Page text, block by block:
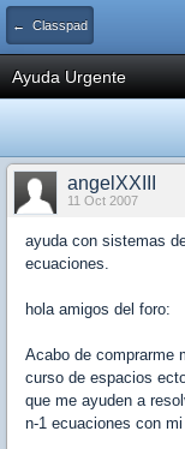
← Classpad
Ayuda Urgente
angelXXIII
11 Oct 2007
ayuda con sistemas
ecuaciones.
hola amigos del foro:
Acabo de comprarme
curso de espacios
que me ayuden a
n-1 ecuaciones con mi